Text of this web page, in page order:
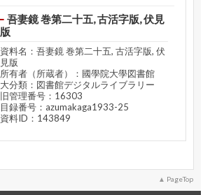
吾妻鏡 巻第二十五, 古活字版, 伏見
版
資料名：吾妻鏡 巻第二十五, 古活字版, 伏
見版
所有者（所蔵者）：國學院大學図書館
大分類：図書館デジタルライブラリー
旧管理番号：16303
目録番号：azumakaga1933-25
資料ID：143849
PageTop